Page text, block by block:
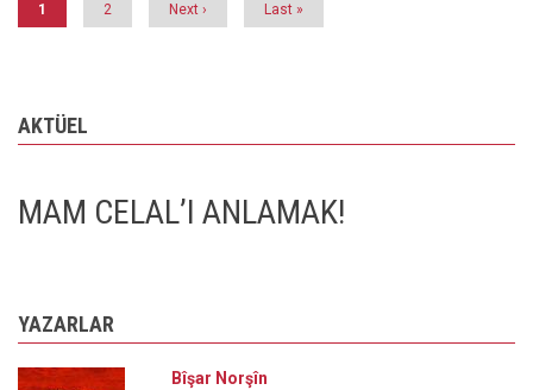
Şu
an
1 Page
2
Next
page
Next ›
Last
page
Last »
AKTÜEL
MAM CELAL’I ANLAMAK!
YAZARLAR
Bîşar Norşîn